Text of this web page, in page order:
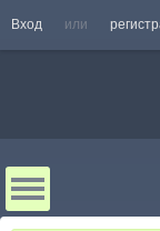
Вход или